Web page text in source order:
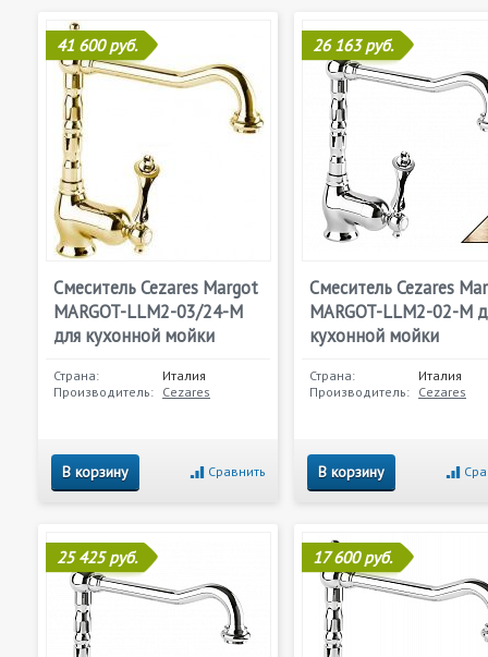
41 600 руб.
Смеситель Cezares Margot
MARGOT-LLM2-03/24-M
для кухонной мойки
Страна:
Италия
Производитель: Cezares
В корзину Сравнить
26 163 руб.
Смеситель Cezares
MARGOT-LLM2-02-M
кухонной мойки
Страна:
Италия
Производитель: Cezares
В корзину
25 425 руб. 17 600 руб.